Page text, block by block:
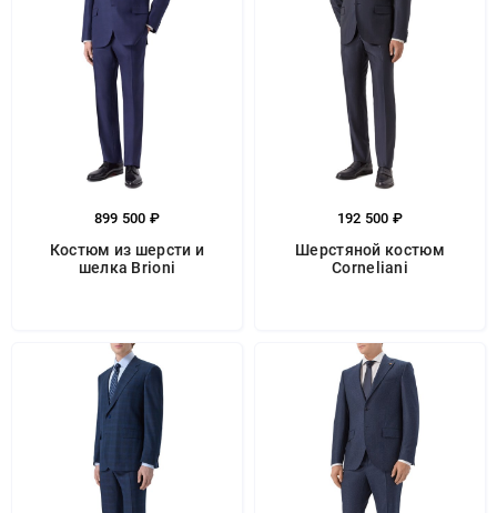
899 500 ₽
Костюм из шерсти и
шелка Brioni
192 500 ₽
Шерстяной костюм
Corneliani